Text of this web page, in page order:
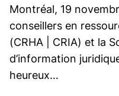
Montréal, 19
conseillers en
(CRHA | CRIA) et la
d’information
heureux…